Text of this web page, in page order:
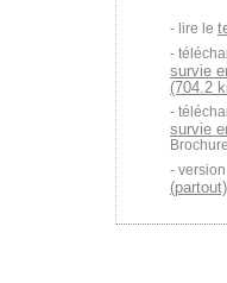
lire le
survie
(704.2
survie
(partout)